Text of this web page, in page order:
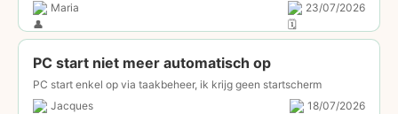
Maria
23/07/2026
PC start niet meer automatisch op
PC start enkel op via taakbeheer, ik krijg geen startscherm
Jacques
18/07/2026